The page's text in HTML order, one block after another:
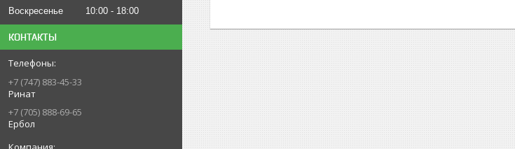
Воскресенье
10:00 18:00
КОНТАКТЫ
+7 (747) 883-45-33
Ринат
+7 (705) 888-69-65
Ербол